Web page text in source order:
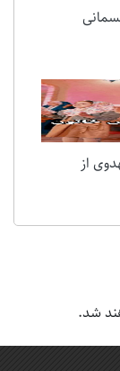
از
شد.